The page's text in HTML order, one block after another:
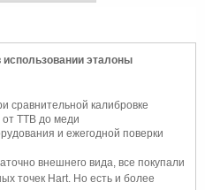
эталоны
сравнительной калибровке
ТТВ до меди
и ежегодной поверки
внешнего вида, все покупали
точек Hart. Но есть и более